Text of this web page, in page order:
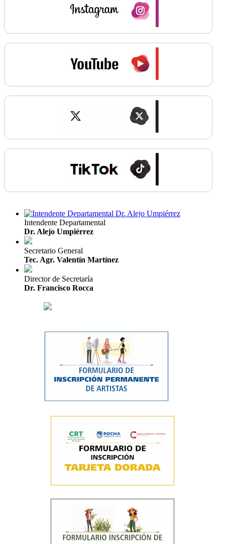
Intendente Departamental
Dr. Alejo Umpiérrez
Secretario General
Tec. Agr. Valentín Martínez
Director de Secretaría
Dr. Francisco Rocca